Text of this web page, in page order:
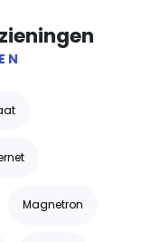
Magnetron